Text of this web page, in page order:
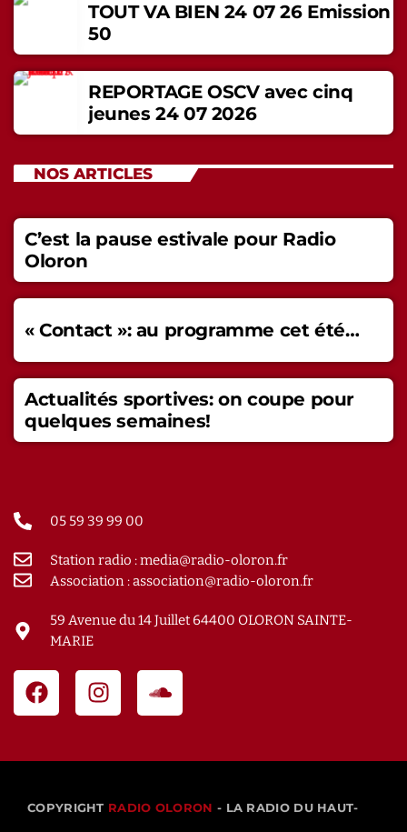
TOUT VA BIEN 24 07 26 Emission
50
REPORTAGE OSCV avec cinq
jeunes 24 07 2026
NOS ARTICLES
C’est la pause estivale pour Radio
Oloron
« Contact »: au programme cet été…
Actualités sportives: on coupe pour
quelques semaines!
05 59 39 99 00
Station radio : media@radio-oloron.fr
Association : association@radio-oloron.fr
59 Avenue du 14 Juillet 64400 OLORON SAINTE-
MARIE
COPYRIGHT RADIO OLORON - LA RADIO DU HAUT-